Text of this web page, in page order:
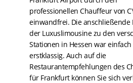
professionellen Chauffeur von
einwandfrei. Die anschließende
der Luxuslimousine zu den
Stationen in Hessen war einfach
erstklassig. Auch auf die
Restaurantempfehlungen des
für Frankfurt können Sie sich